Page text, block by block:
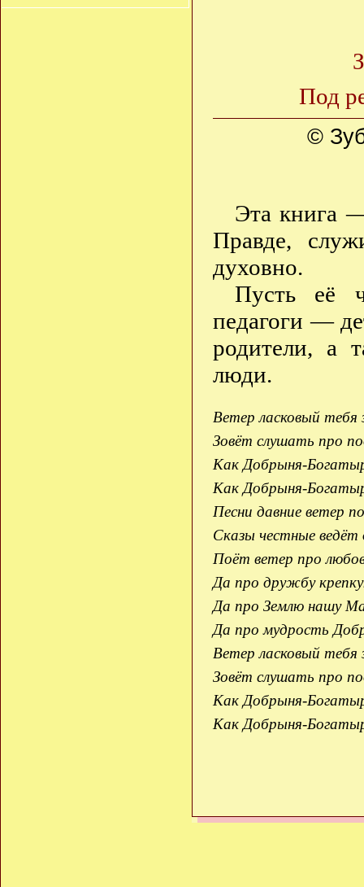
Под
©
Эта книга
Правде,
духовно.
Пусть её
педагоги —
родители, а
люди.
Ветер ласковый
Зовёт слушать про
Как Добрыня-
Как Добрыня-
Песни давние ветер
Сказы честные ведёт
Поёт ветер про
Да про дружбу
Да про Землю нашу
Да про мудрость
Ветер ласковый
Зовёт слушать про
Как Добрыня-
Как Добрыня-